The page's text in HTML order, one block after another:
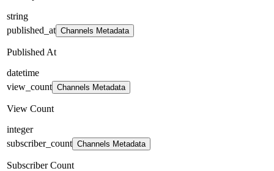
string
published_at Channels Metadata
Published At
datetime
view_count Channels Metadata
View Count
integer
subscriber_count Channels Metadata
Subscriber Count